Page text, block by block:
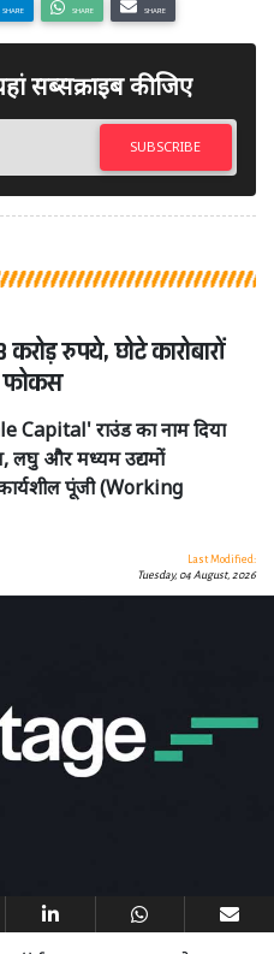
SHARE SHARE SHARE
सब्सक्राइब कीजिए
SUBSCRIBE
रुपये, छोटे कारोबारों
फोकस
Capital' राउंड का नाम दिया
लघु और मध्यम उद्यमों
पूंजी (Working
Last Modified:
Tuesday, 04 August, 2026